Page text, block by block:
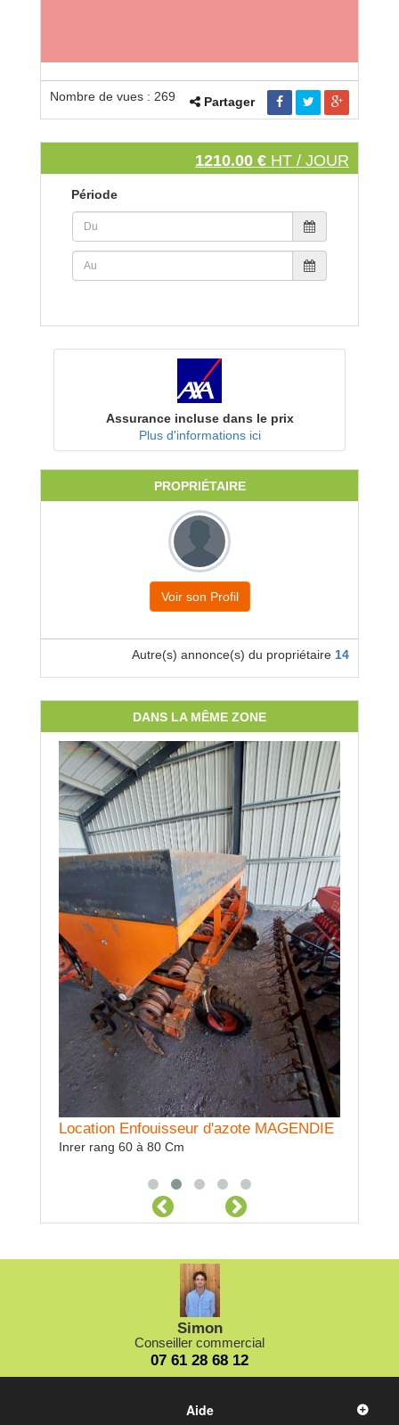
Nombre de vues : 269 Partager
1210.00 € HT / JOUR
Période
Assurance incluse dans le prix
Plus d'informations ici
PROPRIÉTAIRE
Voir son Profil
Autre(s) annonce(s) du propriétaire 14
DANS LA MÊME ZONE
Location Enfouisseur d'azote MAGENDIE
Inrer rang 60 à 80 Cm
Simon
Conseiller commercial
07 61 28 68 12
Aide